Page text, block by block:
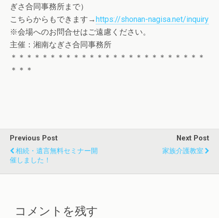
ぎさ合同事務所まで）
こちらからもできます→https://shonan-nagisa.net/inquiry
※会場へのお問合せはご遠慮ください。
主催：湘南なぎさ合同事務所
＊＊＊＊＊＊＊＊＊＊＊＊＊＊＊＊＊＊＊＊＊＊＊＊＊
＊＊＊
Previous Post
相続・遺言無料セミナー開
催しました！
Next Post
家族介護教室
コメントを残す